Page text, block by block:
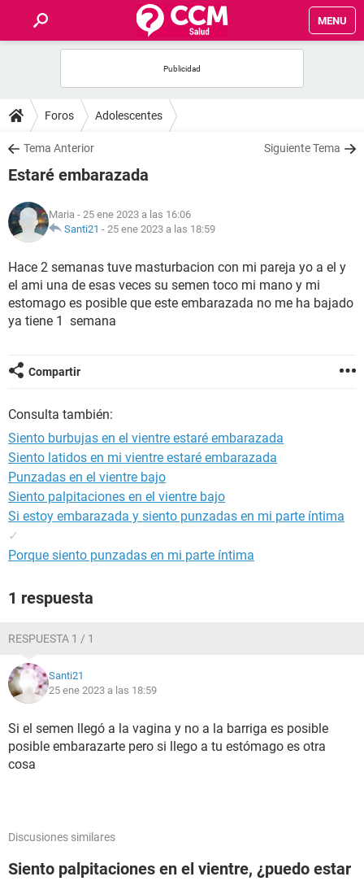
MENU
FOROS
SALUD
NUTRICIÓN
BIENESTAR
SEXUALIDAD
Foros Adolescentes
Tema Anterior Siguiente Tema
Estaré embarazada
Maria - 25 ene 2023 a las 16:06
Santi21 - 25 ene 2023 a las 18:59
Hace 2 semanas tuve masturbacion con mi pareja yo a el y
el ami una de esas veces su semen toco mi mano y mi
estomago es posible que este embarazada no me ha bajado
ya tiene 1 semana
Compartir
Consulta también:
Siento burbujas en el vientre estaré embarazada
Siento latidos en mi vientre estaré embarazada
Punzadas en el vientre bajo
Siento palpitaciones en el vientre bajo
Si estoy embarazada y siento punzadas en mi parte íntima
✓
Porque siento punzadas en mi parte íntima
1 respuesta
RESPUESTA 1 / 1
Santi21
25 ene 2023 a las 18:59
Si el semen llegó a la vagina y no a la barriga es posible
posible embarazarte pero si llego a tu estómago es otra
cosa
Discusiones similares
Siento palpitaciones en el vientre, ¿puedo estar